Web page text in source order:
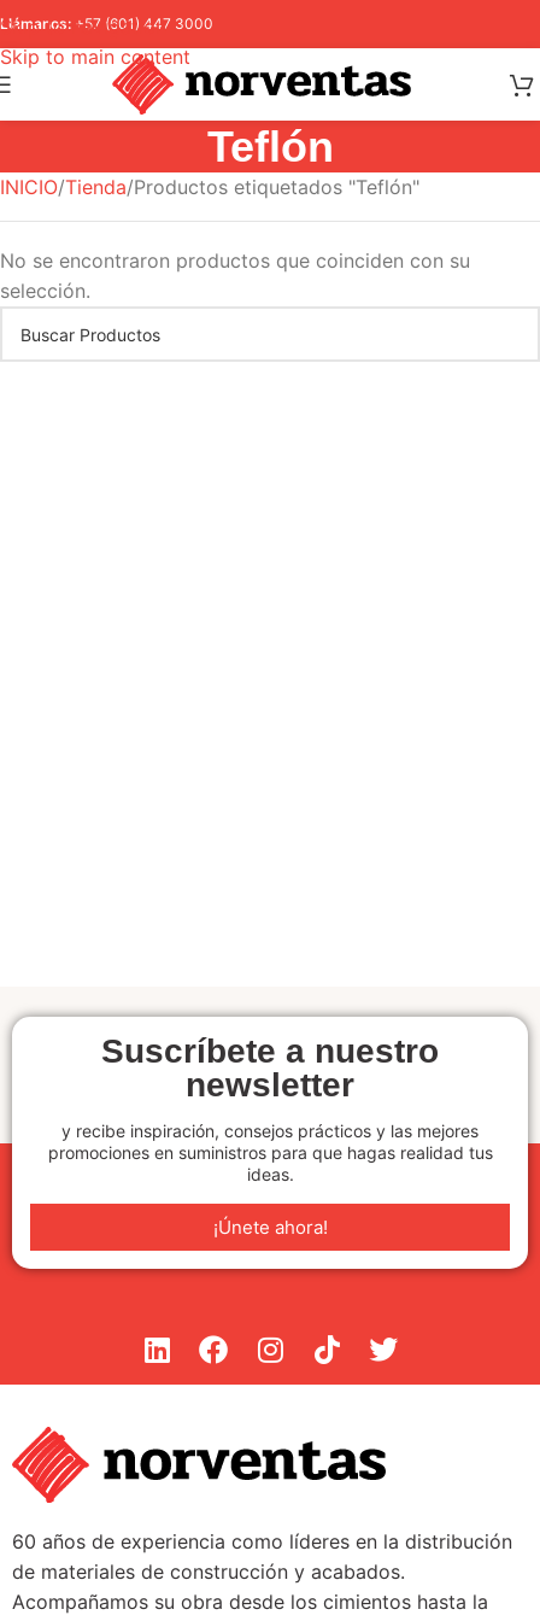
Skip to navigation
Skip to main content
Llámanos: +57 (601) 447 3000
Teflón
INICIO Tienda Productos etiquetados "Teflón"
No se encontraron productos que coinciden con su
selección.
Suscríbete a nuestro
newsletter
y recibe inspiración, consejos prácticos y las mejores
promociones en suministros para que hagas realidad tus
ideas.
¡Únete ahora!
60 años de experiencia como líderes en la distribución
de materiales de construcción y acabados.
Acompañamos su obra desde los cimientos hasta la